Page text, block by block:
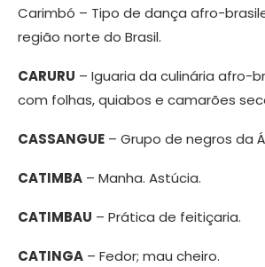
Carimbó – Tipo de dança afro-
região norte do Brasil.
CARURU – Iguaria da culinária afro-
com folhas, quiabos e camarões
CASSANGUE – Grupo de negros da
CATIMBA – Manha. Astúcia.
CATIMBAU – Prática de feitiçaria.
CATINGA – Fedor; mau cheiro.